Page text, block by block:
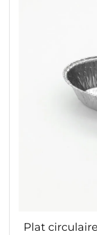
Plat